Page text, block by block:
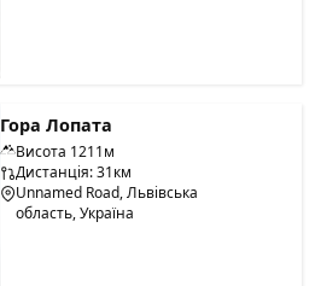
Гора Лопата
Висота 1211м
Дистанція: 31км
Unnamed Road, Львівська
область, Україна